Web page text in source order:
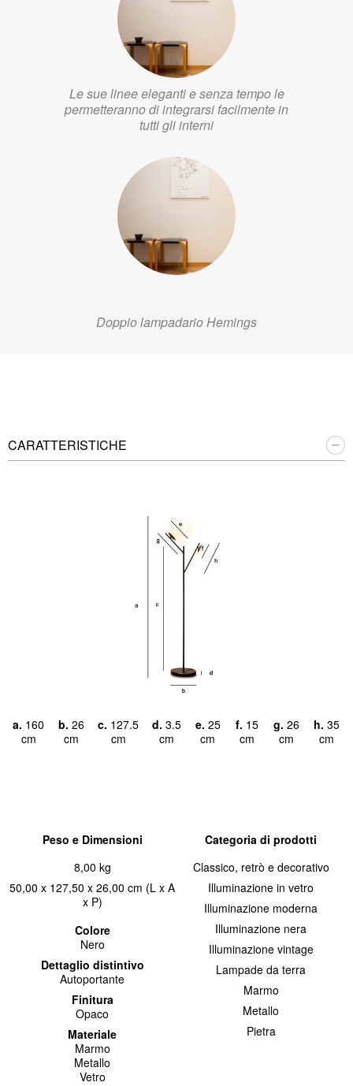
Le sue linee eleganti e senza tempo le
permetteranno di integrarsi facilmente in
tutti gli interni
Doppio lampadario Hemings
CARATTERISTICHE
a. 160
cm
b. 26
cm
c. 127.5
cm
d. 3.5
cm
e. 25
cm
f. 15
cm
g. 26
cm
h. 35
cm
Peso e Dimensioni
8,00 kg
50,00 x 127,50 x 26,00 cm (L x A
x P)
Colore
Nero
Dettaglio distintivo
Autoportante
Finitura
Opaco
Materiale
Marmo
Metallo
Vetro
Categoria di prodotti
Classico, retrò e decorativo
Illuminazione in vetro
Illuminazione moderna
Illuminazione nera
Illuminazione vintage
Lampade da terra
Marmo
Metallo
Pietra